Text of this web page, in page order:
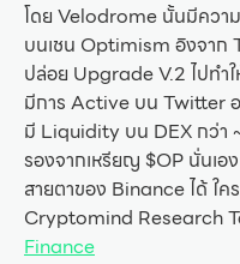
โดย Velodrome นั้นมีควา
บนเชน Optimism อิงจาก
ปล่อย Upgrade V.2 ไปทำ
มีการ Active บน Twitter
มี Liquidity บน DEX กว่า
รองจากเหรียญ $OP นั่นเอ
สายตาของ Binance ได้ ใค
Cryptomind Research
Finance